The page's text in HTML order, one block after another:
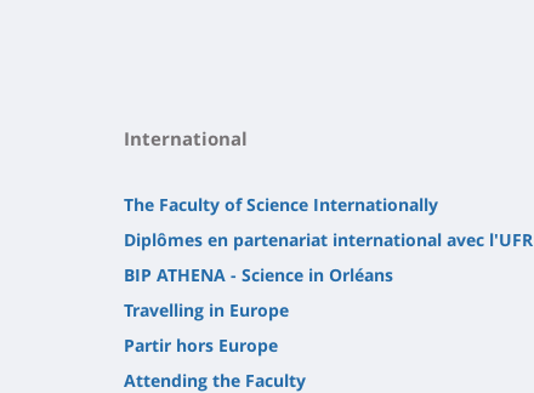
International
The Faculty of Science Internationally
Diplômes en partenariat international avec l'UFR
BIP ATHENA - Science in Orléans
Travelling in Europe
Partir hors Europe
Attending the Faculty